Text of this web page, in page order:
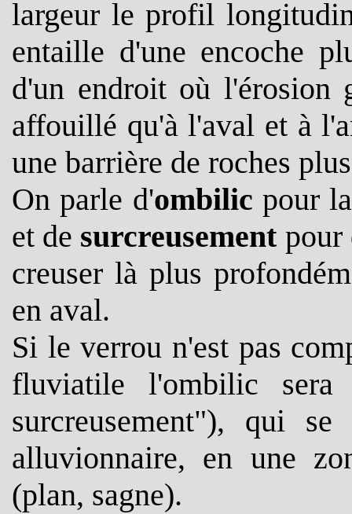
largeur le profil
entaille d'une encoche
d'un endroit où l'érosion
affouillé qu'à l'aval et à
une barrière de roches
On parle d'ombilic pour
et de surcreusementpour
creuser là plus
en aval.
Si le verrou n'est pas
fluviatile l'ombilic
surcreusement"), qui se
alluvionnaire, en une
(plan, sagne).